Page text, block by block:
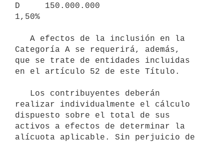
D     150.000.000
1,50%
Categoría A se requerirá, además,
que se trate de entidades incluidas
en el artículo 52 de este Título.
realizar individualmente el cálculo
dispuesto sobre el total de sus
activos a efectos de determinar la
alícuota aplicable. Sin perjuicio de